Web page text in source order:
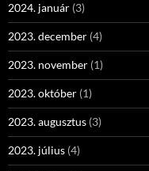
2024. január (3)
2023. december (4)
2023. november (1)
2023. október (1)
2023. augusztus (3)
2023. július (4)